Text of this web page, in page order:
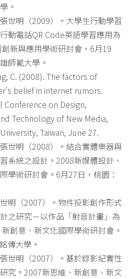
。
世明（2009）。大學生行動學習
動電話QR Code英語學習應用為
新與應用學術研討會，6月19
師範大學。
C. (2008). The factors of
belief in internet rumors.
on Design,
Technology of New Media,
Taiwan, June 27.
世明（2008）。結合實體樂器與
系統之設計。2008新媒體設計、
學術研討會。6月27日，桃園：
明（2007）。物件投影創作形式
之研究－以作品「射音計畫」為
創意、新文化國際學術研討會。
傳大學。
世明（2007）。基於錄影紀實性
究。2007新思維、新創意、新文